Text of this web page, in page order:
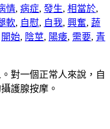
情, 病症, 發生, 相當於,
軟, 自慰, 自我, 興奮, 蔬
開始, 陰莖, 陽痿, 需要, 青
對一個正常人來說，自
護腺按摩。